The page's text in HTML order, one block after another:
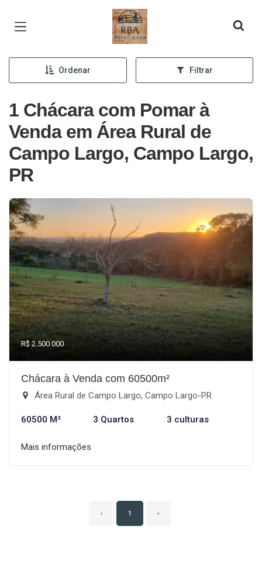
Página inicial
Ordenar Filtrar
1 Chácara com Pomar à
Venda em Área Rural de
Campo Largo, Campo Largo,
PR
R$ 2.500.000
Chácara à Venda com 60500m²
Área Rural de Campo Largo, Campo Largo-PR
60500 M² 3 Quartos 3 culturas
Mais informações
‹ 1 ›